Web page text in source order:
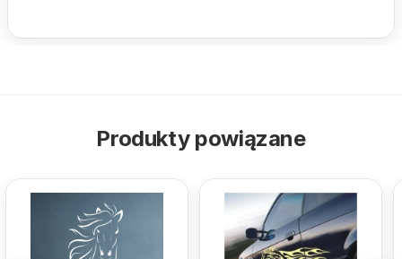
Produkty powiązane